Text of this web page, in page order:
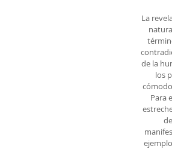
La
de la
los
Para